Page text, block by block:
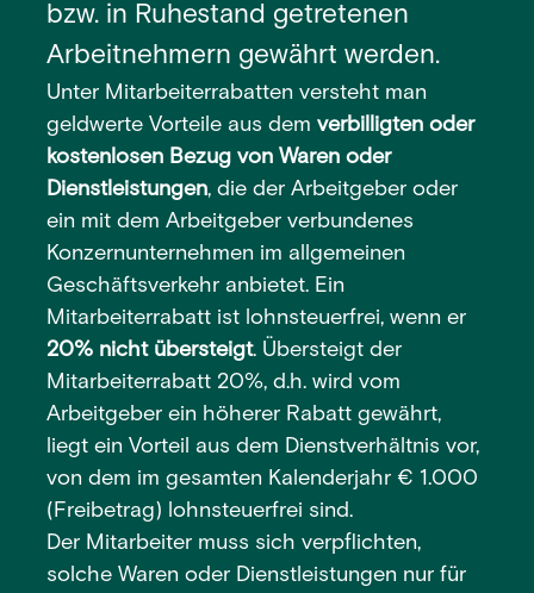
bzw. in Ruhestand getretenen
Arbeitnehmern gewährt werden.
Unter Mitarbeiterrabatten versteht man
geldwerte Vorteile aus demverbilligten oder
kostenlosen Bezug von Waren oder
Dienstleistungen, die der Arbeitgeber oder
ein mit dem Arbeitgeber verbundenes
Konzernunternehmen im allgemeinen
Geschäftsverkehr anbietet. Ein
Mitarbeiterrabatt ist lohnsteuerfrei, wenn er
20% nicht übersteigt. Übersteigt der
Mitarbeiterrabatt 20%, d.h. wird vom
Arbeitgeber ein höherer Rabatt gewährt,
liegt ein Vorteil aus dem Dienstverhältnis vor,
von dem im gesamten Kalenderjahr € 1.000
(Freibetrag) lohnsteuerfrei sind.
Der Mitarbeiter muss sich verpflichten,
solche Waren oder Dienstleistungen nur für